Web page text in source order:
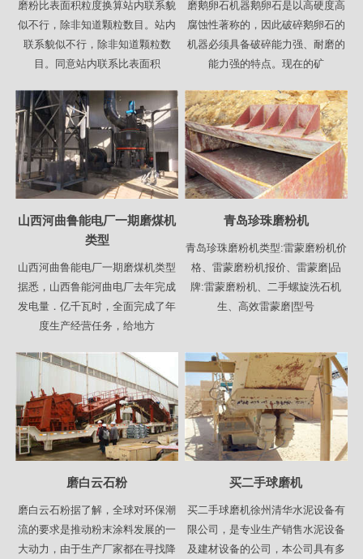
磨粉比表面积粒度换算站内联系貌
似不行，除非知道颗粒数目。站内
联系貌似不行，除非知道颗粒数
目。同意站内联系比表面积
磨鹅卵石机器鹅卵石是以高硬度高
腐蚀性著称的，因此破碎鹅卵石的
机器必须具备破碎能力强、耐磨的
能力强的特点。现在的矿
山西河曲鲁能电厂一期磨煤机
类型
山西河曲鲁能电厂一期磨煤机类型
据悉，山西鲁能河曲电厂去年完成
发电量．亿千瓦时，全面完成了年
度生产经营任务，给地方
青岛珍珠磨粉机
青岛珍珠磨粉机类型:雷蒙磨粉机价
格、雷蒙磨粉机报价、雷蒙磨|品
牌:雷蒙磨粉机、二手螺旋洗石机
生、高效雷蒙磨|型号
磨白云石粉
磨白云石粉据了解，全球对环保潮
流的要求是推动粉末涂料发展的一
大动力，由于生产厂家都在寻找降
买二手球磨机
买二手球磨机徐州清华水泥设备有
限公司，是专业生产销售水泥设备
及建材设备的公司，本公司具有多